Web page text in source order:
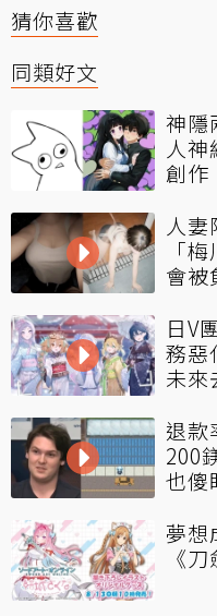
猜你喜歡
同類好文
神隱
人
創作
人
「
會被
日V
務惡
未來
退款
200
也傻
夢想
《